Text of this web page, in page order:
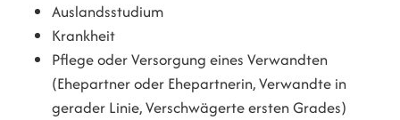
Auslandsstudium
Krankheit
Pflege oder Versorgung eines Verwandten
(Ehepartner oder Ehepartnerin, Verwandte in
gerader Linie, Verschwägerte ersten Grades)